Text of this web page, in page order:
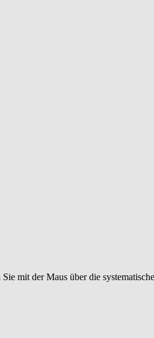
mit der Maus über die